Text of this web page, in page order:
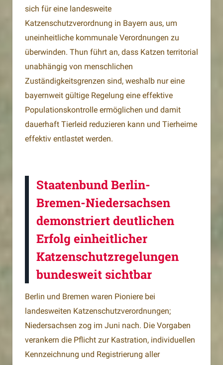
sich für eine landesweite
Katzenschutzverordnung in Bayern aus, um
uneinheitliche kommunale Verordnungen zu
überwinden. Thun führt an, dass Katzen territorial
unabhängig von menschlichen
Zuständigkeitsgrenzen sind, weshalb nur eine
bayernweit gültige Regelung eine effektive
Populationskontrolle ermöglichen und damit
dauerhaft Tierleid reduzieren kann und Tierheime
effektiv entlastet werden.
Staatenbund Berlin-
Bremen-Niedersachsen
demonstriert deutlichen
Erfolg einheitlicher
Katzenschutzregelungen
bundesweit sichtbar
Berlin und Bremen waren Pioniere bei
landesweiten Katzenschutzverordnungen;
Niedersachsen zog im Juni nach. Die Vorgaben
verankern die Pflicht zur Kastration, individuellen
Kennzeichnung und Registrierung aller